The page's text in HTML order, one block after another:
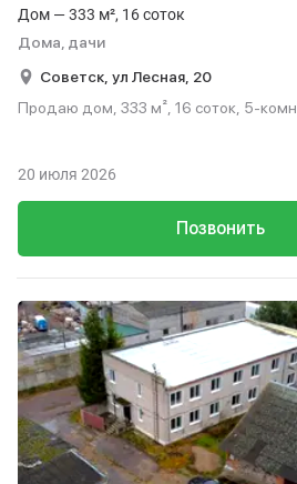
Дом — 333 м², 16 соток
Дома, дачи
Советск, ул Лесная, 20
Продаю дом, 333 м², 16 соток, 5-комн..
Позвонить
20 июля 2026